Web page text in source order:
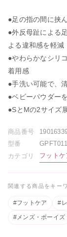
ゼント]バレ
ュリナー
[A4カレン
●足の指の間に挟
●外反母趾による
よる違和感を軽減
●やわらかなシリ
着用感
●手洗い可能で、
●ベビーパウダー
●SとMの2サイズ
商品番号
型番
カテゴリ
フットケ
関連する商品をキー
#フットケア #
#メンズ・ボーイズ